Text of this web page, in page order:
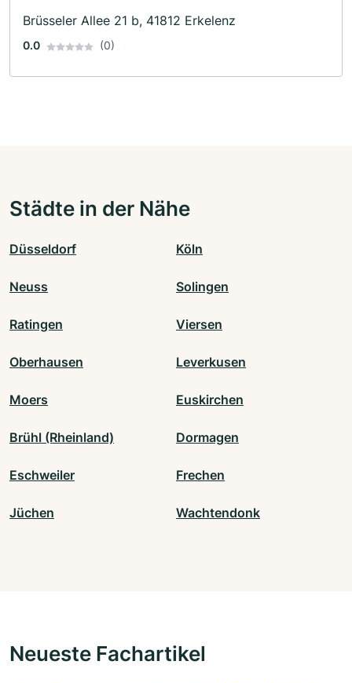
Brüsseler Allee 21 b, 41812 Erkelenz
0.0 (0)
Städte in der Nähe
Düsseldorf Köln
Neuss Solingen
Ratingen Viersen
Oberhausen Leverkusen
Moers Euskirchen
Brühl (Rheinland) Dormagen
Eschweiler Frechen
Jüchen Wachtendonk
Neueste Fachartikel